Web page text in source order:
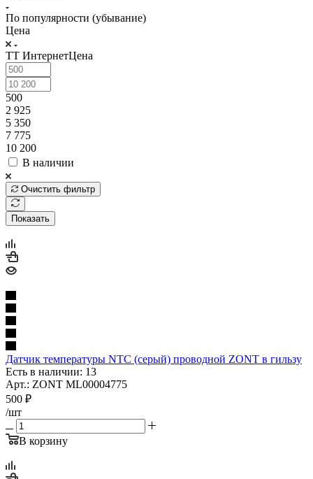
По популярности (убывание)
Цена
ТТ ИнтернетЦена
500
2 925
5 350
7 775
10 200
В наличии
Очистить фильтр
Показать
Датчик температуры NTC (серый) проводной ZONT в гильзу
Есть в наличии: 13
Арт.: ZONT ML00004775
500 ₽
/шт
В корзину